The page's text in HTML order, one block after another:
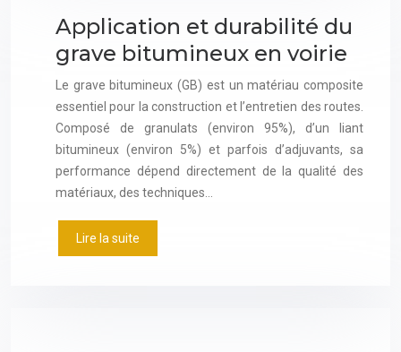
Application et durabilité du
grave bitumineux en voirie
Le grave bitumineux (GB) est un matériau composite
essentiel pour la construction et l’entretien des routes.
Composé de granulats (environ 95%), d’un liant
bitumineux (environ 5%) et parfois d’adjuvants, sa
performance dépend directement de la qualité des
matériaux, des techniques…
Lire la suite